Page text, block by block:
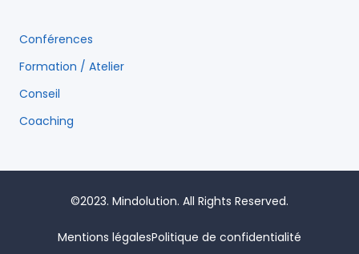
Conférences
Formation / Atelier
Conseil
Coaching
©2023. Mindolution. All Rights Reserved.
Mentions légalesPolitique de confidentialité